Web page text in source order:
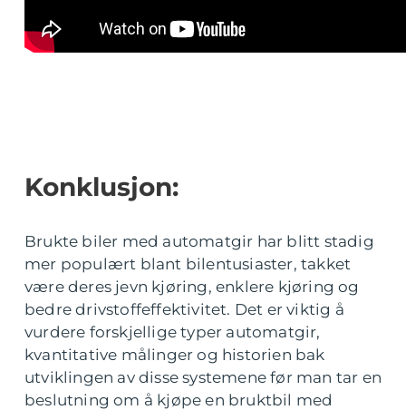
Konklusjon:
Brukte biler med automatgir har blitt stadig
mer populært blant bilentusiaster, takket
være deres jevn kjøring, enklere kjøring og
bedre drivstoffeffektivitet. Det er viktig å
vurdere forskjellige typer automatgir,
kvantitative målinger og historien bak
utviklingen av disse systemene før man tar en
beslutning om å kjøpe en bruktbil med